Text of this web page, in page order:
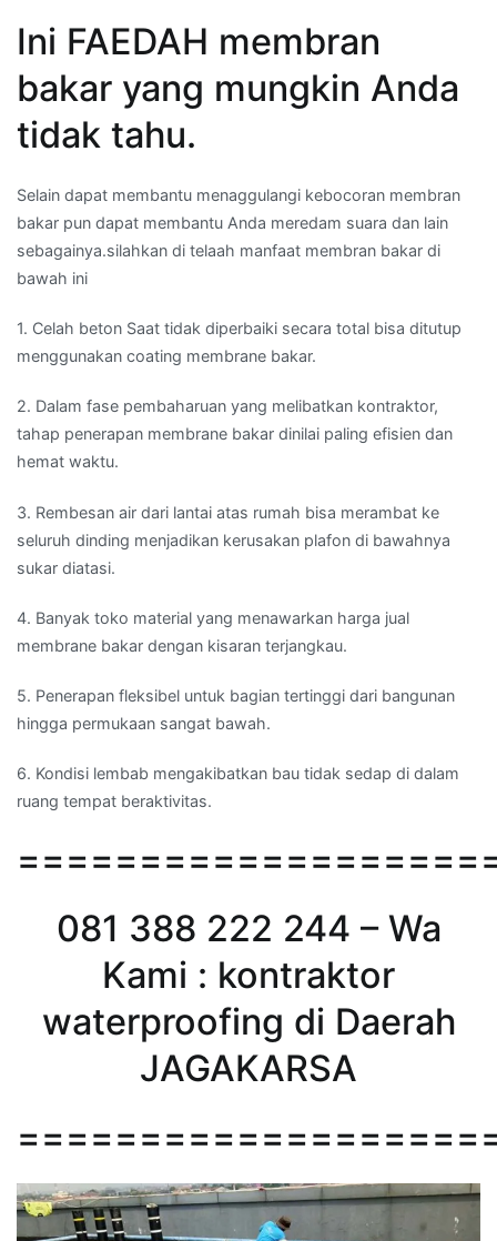
Ini FAEDAH membran
bakar yang mungkin Anda
tidak tahu.
Selain dapat membantu menaggulangi kebocoran membran
bakar pun dapat membantu Anda meredam suara dan lain
sebagainya.silahkan di telaah manfaat membran bakar di
bawah ini
1. Celah beton Saat tidak diperbaiki secara total bisa ditutup
menggunakan coating membrane bakar.
2. Dalam fase pembaharuan yang melibatkan kontraktor,
tahap penerapan membrane bakar dinilai paling efisien dan
hemat waktu.
3. Rembesan air dari lantai atas rumah bisa merambat ke
seluruh dinding menjadikan kerusakan plafon di bawahnya
sukar diatasi.
4. Banyak toko material yang menawarkan harga jual
membrane bakar dengan kisaran terjangkau.
5. Penerapan fleksibel untuk bagian tertinggi dari bangunan
hingga permukaan sangat bawah.
6. Kondisi lembab mengakibatkan bau tidak sedap di dalam
ruang tempat beraktivitas.
081 388 222 244 – Wa
Kami : kontraktor
waterproofing di Daerah
JAGAKARSA